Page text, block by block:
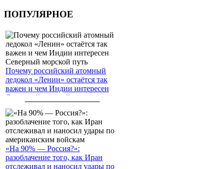
ПОПУЛЯРНОЕ
Почему российский атомный
ледокол «Ленин» остаётся так
важен и чем Индии интересен
Северный морской путь
«На 90% — Россия?»:
разоблачение того, как Иран
отслеживал и наносил удары по